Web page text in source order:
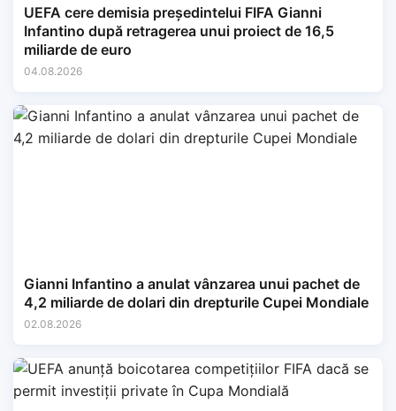
UEFA cere demisia președintelui FIFA Gianni
Infantino după retragerea unui proiect de 16,5
miliarde de euro
04.08.2026
Gianni Infantino a anulat vânzarea unui pachet de
4,2 miliarde de dolari din drepturile Cupei Mondiale
02.08.2026